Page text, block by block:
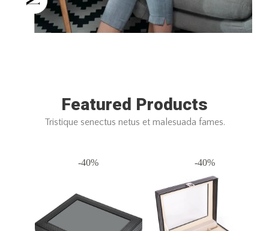
Featured Products
Tristique senectus netus et malesuada fames.
-40% -40%